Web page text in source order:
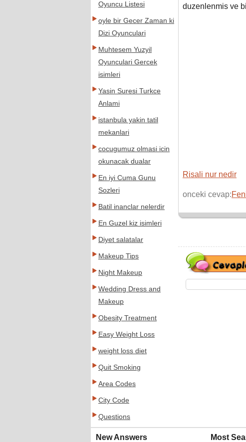
duzenlenmis ve
Risali nur nedir
onceki cevap:
Oyuncu Listesi
oyle bir Gecer Zaman ki
Dizi Oyunculari
Muhtesem Yuzyil
Oyunculari Gercek
isimleri
Yasin Suresi Turkce
Anlami
istanbula yakin tatil
mekanlari
cocugumuz olmasi icin
okunacak dualar
En iyi Cuma Gunu
Sozleri
Batil inanclar nelerdir
En Guzel kiz isimleri
Diyet salatalar
Makeup Tips
Night Makeup
Wedding Dress and
Makeup
Obesity Treatment
Easy Weight Loss
weight loss diet
Quit Smoking
Area Codes
City Code
Questions
New Answers Most